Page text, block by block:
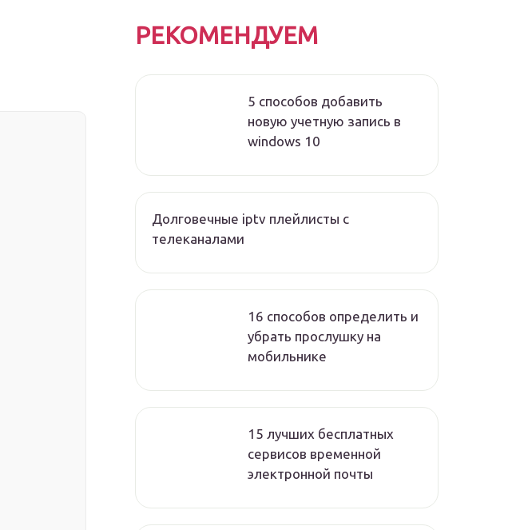
РЕКОМЕНДУЕМ
5 способов добавить
новую учетную запись в
windows 10
Долговечные iptv плейлисты с
телеканалами
16 способов определить и
убрать прослушку на
мобильнике
15 лучших бесплатных
сервисов временной
электронной почты